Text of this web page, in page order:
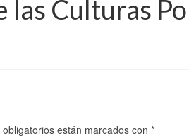
Culturas
están marcados con *